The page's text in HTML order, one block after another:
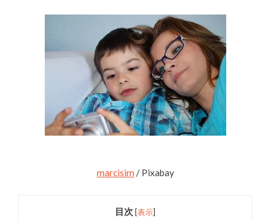
marcisim / Pixabay
目次 [表示]